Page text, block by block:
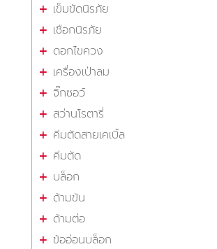
เข็มขัดนิรภัย
เชือกนิรภัย
ดอกไขควง
เครื่องเป่าลม
จิ๊กซอว์
สว่านโรตารี่
คีมตัดสายเคเบิ้ล
คีมตัด
บล็อก
ด้ามขัน
ด้ามต่อ
ข้ออ่อนบล็อก